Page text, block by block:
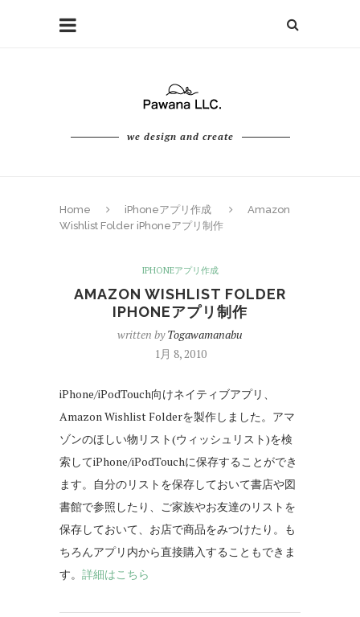
we design and create
Home iPhoneアプリ作成
Amazon
Wishlist Folder iPhoneアプリ制作
IPHONEアプリ作成
AMAZON WISHLIST FOLDER
IPHONEアプリ制作
written byTogawamanabu
1月 8, 2010
iPhone/iPodTouch向けネイティブアプリ、
Amazon Wishlist Folderを製作しました。アマ
ゾンのほしい物リスト(ウィッシュリスト)を検
索してiPhone/iPodTouchに保存することができ
ます。自分のリストを保存しておいて書店や図
書館で参照したり、ご家族やお友達のリストを
保存しておいて、お店で商品をみつけたり。も
ちろんアプリ内から直接購入することもできま
す。 詳細はこちら